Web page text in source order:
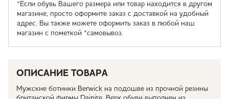
*Если обувь Вашего размера или товар находится в другом
магазине, просто оформите заказ с доставкой на удобный
адрес. Вы также можете оформить заказ в любой наш
магазин с пометкой *самовывоз.
ОПИСАНИЕ ТОВАРА
Мужские ботинки Berwick на подошве из прочной резины